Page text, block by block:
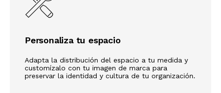
Personaliza tu espacio
Adapta la distribución del espacio a tu medida y
customízalo con tu imagen de marca para
preservar la identidad y cultura de tu organización.